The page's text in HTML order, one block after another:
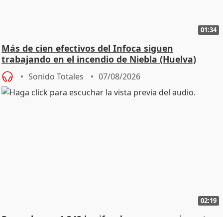
01:34
Más de cien efectivos del Infoca siguen
trabajando en el incendio de Niebla (Huelva)
Sonido Totales 07/08/2026
02:19